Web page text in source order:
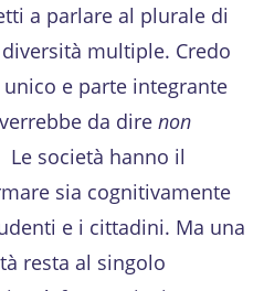
a parlare al plurale di
multiple. Credo
unico e parte integrante
da dire non
Le società hanno il
sia cognitivamente
e i cittadini. Ma una
resta al singolo